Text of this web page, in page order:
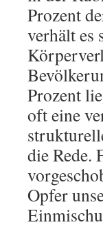
Prozent
verhält es
Prozent
oft eine
die Rede.
Opfer